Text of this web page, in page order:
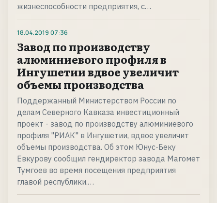
жизнеспособности предприятия, с…
18.04.2019 07:36
Завод по производству
алюминиевого профиля в
Ингушетии вдвое увеличит
объемы производства
Поддержанный Министерством России по
делам Северного Кавказа инвестиционный
проект - завод по производству алюминиевого
профиля "РИАК" в Ингушетии, вдвое увеличит
объемы производства. Об этом Юнус-Беку
Евкурову сообщил гендиректор завода Магомет
Тумгоев во время посещения предприятия
главой республики.…